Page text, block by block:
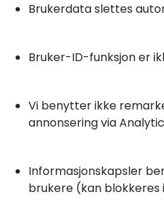
Brukerdata slettes
Bruker-ID-funksjon er
Vi benytter ikke
annonsering via
Informasjonskapsler
brukere (kan